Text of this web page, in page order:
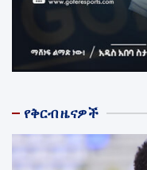
የቅርብ ዜናዎች